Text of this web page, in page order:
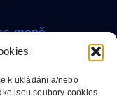
k ukládání a/nebo
jsou soubory cookies.
mapě
+420 602 611